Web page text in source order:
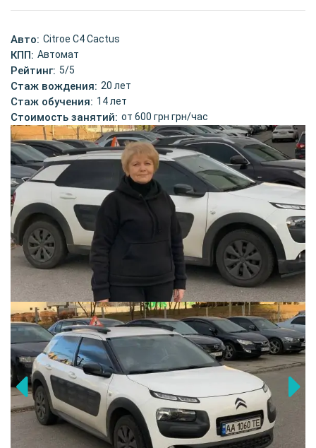
Авто: Citroe C4 Cactus
КПП: Автомат
Рейтинг: 5/5
Стаж вождения: 20 лет
Стаж обучения: 14 лет
Стоимость занятий: от 600 грн грн/час